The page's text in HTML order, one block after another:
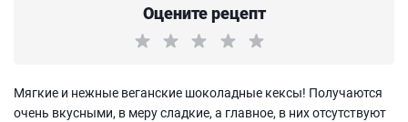
Оцените рецепт
Мягкие и нежные веганские шоколадные кексы! Получаются
очень вкусными, в меру сладкие, а главное, в них отсутствуют